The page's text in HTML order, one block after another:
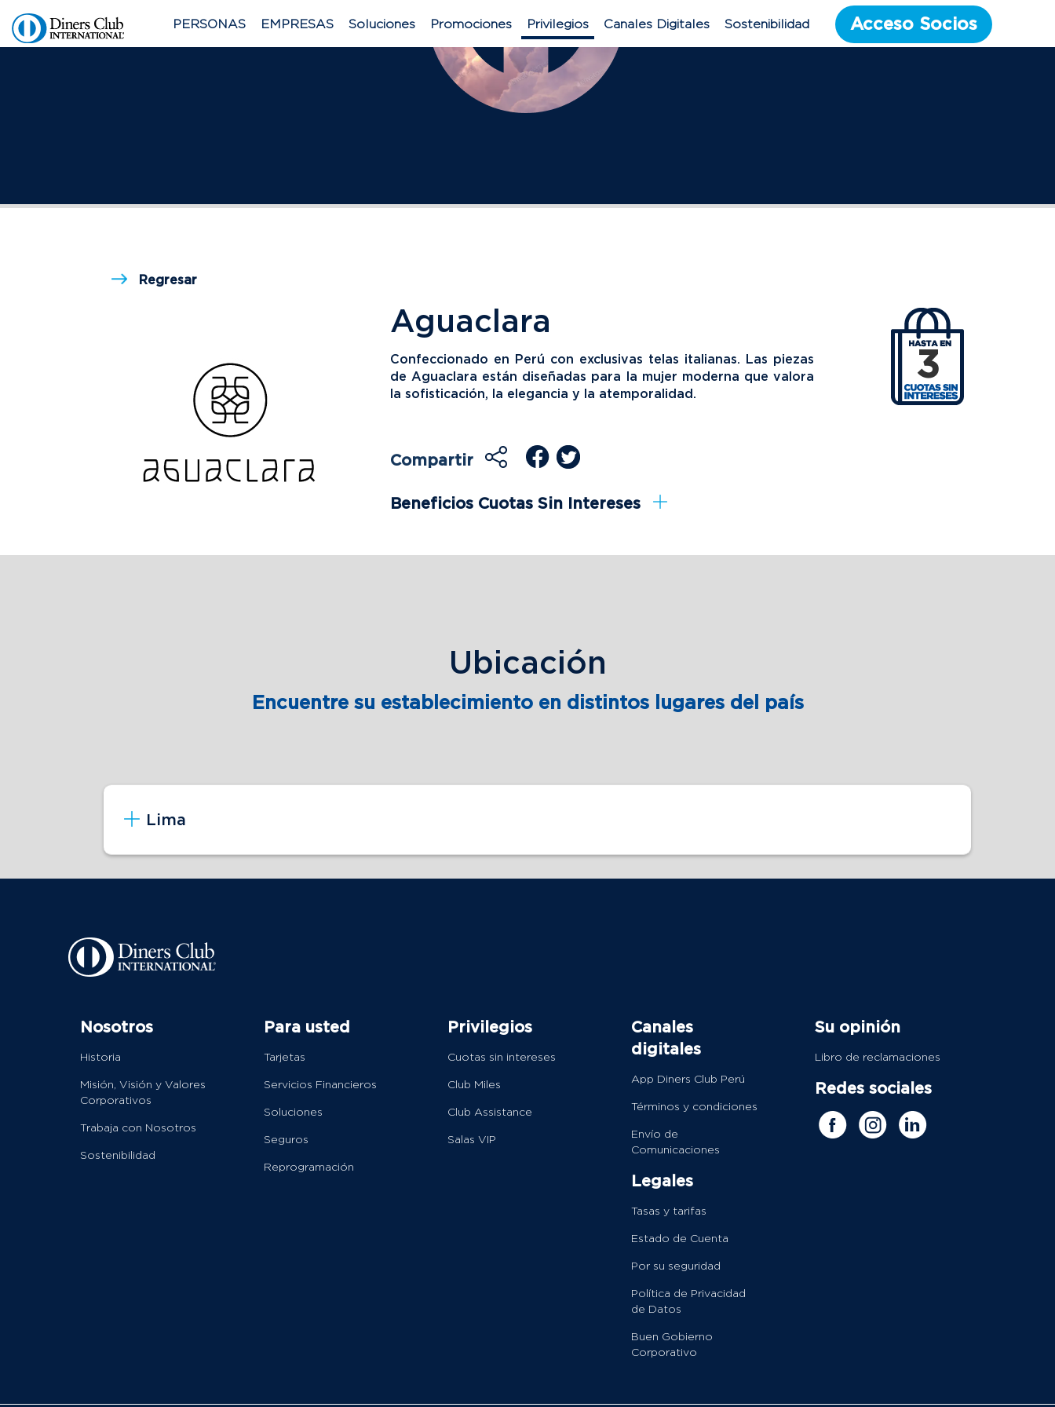
PERSONAS EMPRESAS Soluciones Promociones Privilegios Canales Digitales Sostenibilidad Acceso Socios
Regresar
Aguaclara
Confeccionado en Perú con exclusivas telas italianas. Las piezas
de Aguaclara están diseñadas para la mujer moderna que valora
la sofisticación, la elegancia y la atemporalidad.
3
Compartir
Beneficios Cuotas Sin Intereses
Ubicación
Encuentre su establecimiento en distintos lugares del país
Lima
Nosotros
Historia
Misión, Visión y Valores
Corporativos
Trabaja con Nosotros
Sostenibilidad
Para usted
Tarjetas
Servicios Financieros
Soluciones
Seguros
Reprogramación
Privilegios
Cuotas sin intereses
Club Miles
Club Assistance
Salas VIP
Canales
digitales
App Diners Club Perú
Términos y condiciones
Envío de
Comunicaciones
Legales
Tasas y tarifas
Estado de Cuenta
Por su seguridad
Política de Privacidad
de Datos
Buen Gobierno
Corporativo
Su opinión
Libro de reclamaciones
Redes sociales